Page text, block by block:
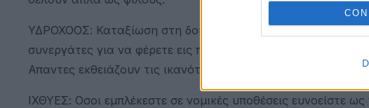
ΥΔΡΟΧΟΟΣ: Καταξίωση στη δουλειά σάς δίνει τη
συνεργάτες για να φέρετε εις πέρας τα σχέδιά σας. Μία
Απαντες εκθειάζουν τις ικανότητές σας.
ΙΧΘΥΕΣ: Οσοι εμπλέκεστε σε νομικές υποθέσεις ευνοείστε